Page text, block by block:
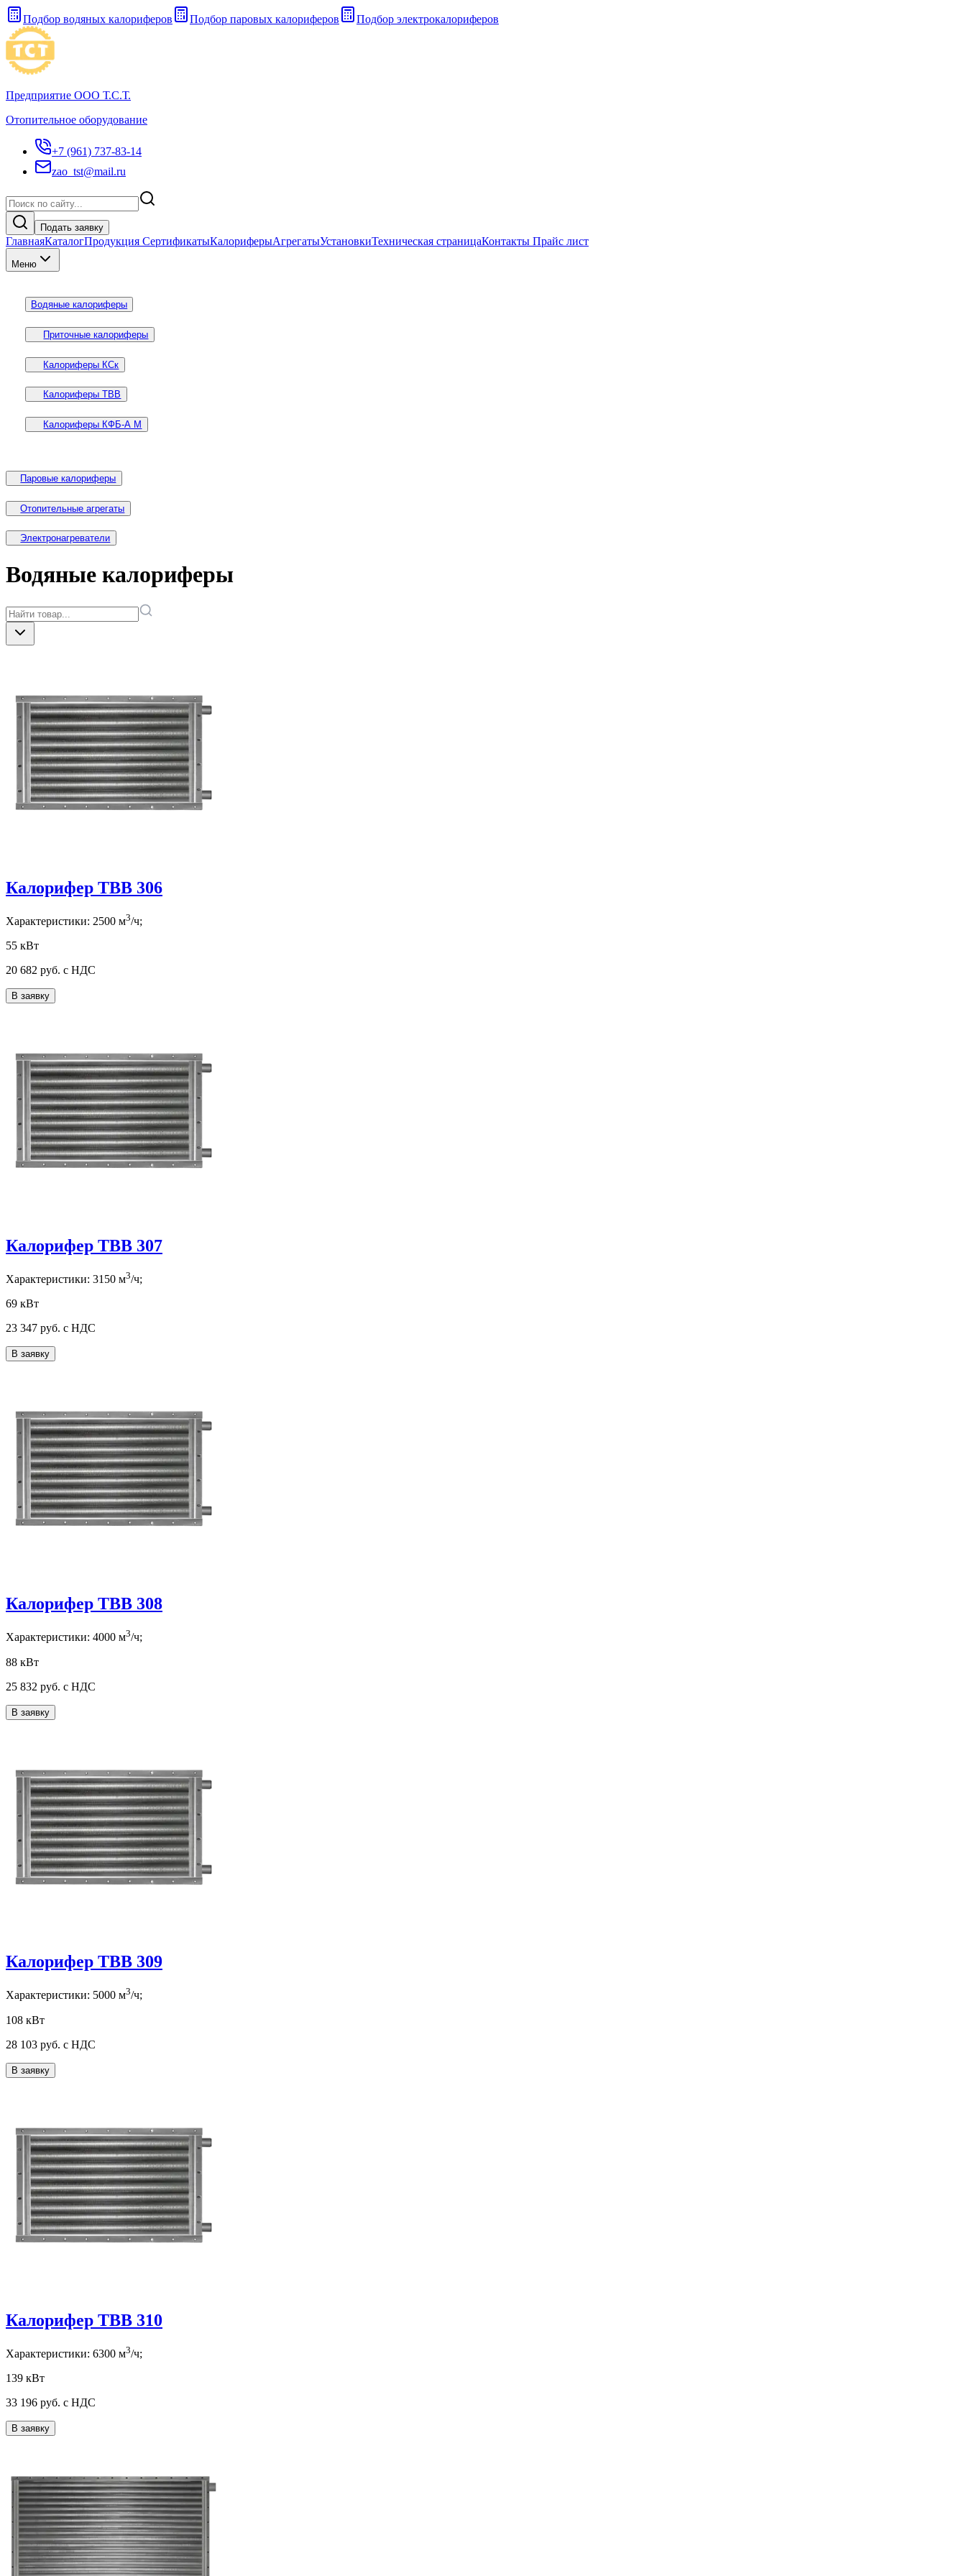
Подбор водяных калориферов Подбор паровых калориферов Подбор электрокалориферов
Предприятие ООО Т.С.Т.
Отопительное оборудование
+7 (961) 737-83-14
zao_tst@mail.ru
Подать заявку
ГлавнаяКаталогПродукция СертификатыКалориферыАгрегатыУстановкиТехническая страницаКонтакты Прайс лист
Меню
Водяные калориферы
Приточные калориферы
Калориферы КСк
Калориферы ТВВ
Калориферы КФБ-А М
Паровые калориферы
Отопительные агрегаты
Электронагреватели
Водяные калориферы
Калорифер ТВВ 306
Характеристики: 2500 м3/ч;
55 кВт
20 682 руб. с НДС
В заявку
Калорифер ТВВ 307
Характеристики: 3150 м3/ч;
69 кВт
23 347 руб. с НДС
В заявку
Калорифер ТВВ 308
Характеристики: 4000 м3/ч;
88 кВт
25 832 руб. с НДС
В заявку
Калорифер ТВВ 309
Характеристики: 5000 м3/ч;
108 кВт
28 103 руб. с НДС
В заявку
Калорифер ТВВ 310
Характеристики: 6300 м3/ч;
139 кВт
33 196 руб. с НДС
В заявку